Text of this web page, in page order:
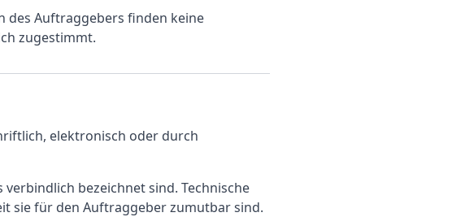
des Auftraggebers finden keine
zugestimmt.
elektronisch oder durch
bezeichnet sind. Technische
sie für den Auftraggeber zumutbar sind.